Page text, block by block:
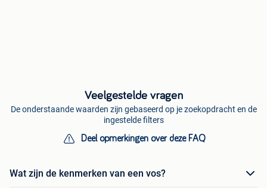
Veelgestelde vragen
De onderstaande waarden zijn gebaseerd op je zoekopdracht en de
ingestelde filters
Deel opmerkingen over deze FAQ
Wat zijn de kenmerken van een vos?